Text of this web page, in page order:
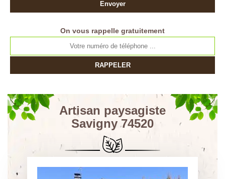
On vous rappelle gratuitement
Artisan paysagiste
Savigny 74520